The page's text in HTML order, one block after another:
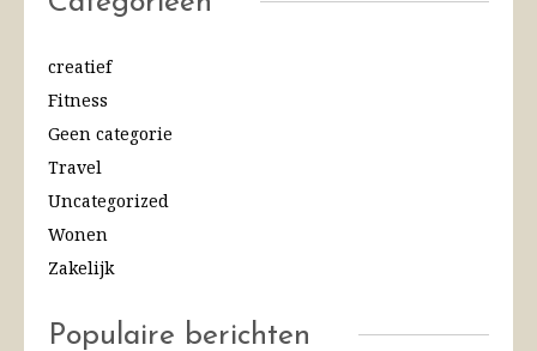
creatief
Fitness
Geen categorie
Travel
Uncategorized
Wonen
Zakelijk
Populaire berichten